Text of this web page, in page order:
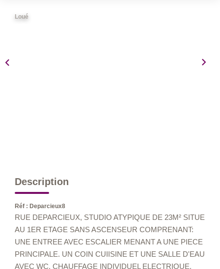
Loué
Description
Réf : Deparcieux8
RUE DEPARCIEUX, STUDIO ATYPIQUE DE 23M² SITUE
AU 1ER ETAGE SANS ASCENSEUR COMPRENANT:
UNE ENTREE AVEC ESCALIER MENANT A UNE PIECE
PRINCIPALE. UN COIN CUIISINE ET UNE SALLE D'EAU
AVEC WC. CHAUFFAGE INDIVIDUEL ELECTRIQUE.